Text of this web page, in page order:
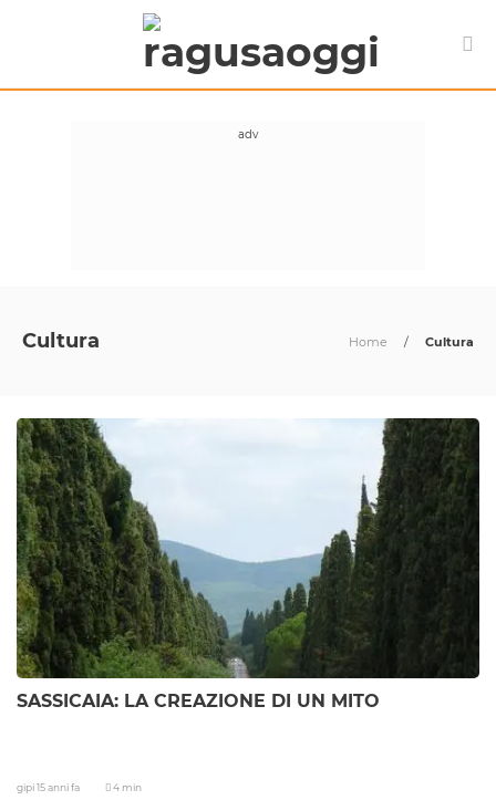
Cultura Home / Cultura
SASSICAIA: LA CREAZIONE DI UN MITO
gipi15 anni fa 4 min